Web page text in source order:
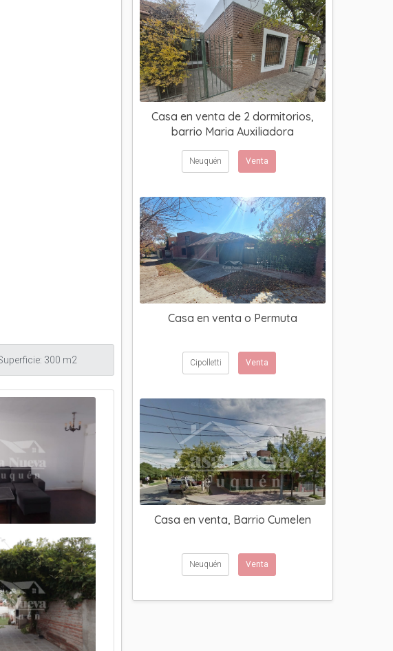
300 m2
Casa en venta de 2 dormitorios,
barrio Maria Auxiliadora
Neuquén Venta
Casa en venta o Permuta
Cipolletti Venta
Casa en venta, Barrio Cumelen
Neuquén Venta